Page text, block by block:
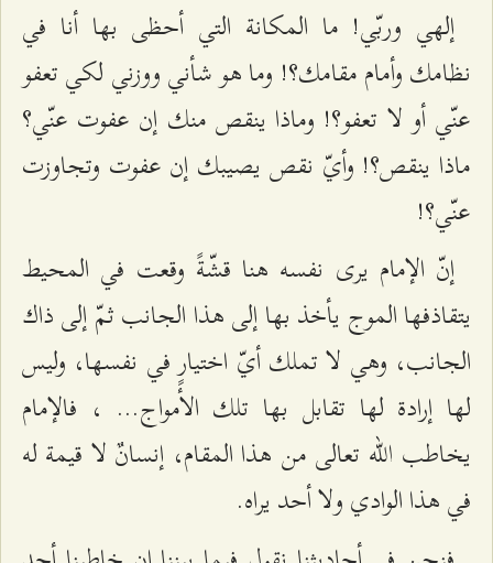
إلهي وربّي! ما المكانة التي أحظى بها أنا في
نظامك وأمام مقامك؟! وما هو شأني ووزني لكي تعفو
عنّي أو لا تعفو؟! وماذا ينقص منك إن عفوت عنّي؟
ماذا ينقص؟! وأيّ نقص يصيبك إن عفوت وتجاوزت
عنّي؟!
إنّ الإمام يرى نفسه هنا قشّةً وقعت في المحيط
يتقاذفها الموج يأخذ بها إلى هذا الجانب ثمّ إلى ذاك
الجانب، وهي لا تملك أيّ اختيارٍ في نفسها، وليس
لها إرادة لها تقابل بها تلك الأمواج... ، فالإمام
يخاطب الله تعالى من هذا المقام، إنسانٌ لا قيمة له
في هذا الوادي ولا أحد يراه.